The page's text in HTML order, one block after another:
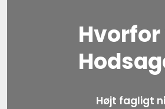
Højt fagligt